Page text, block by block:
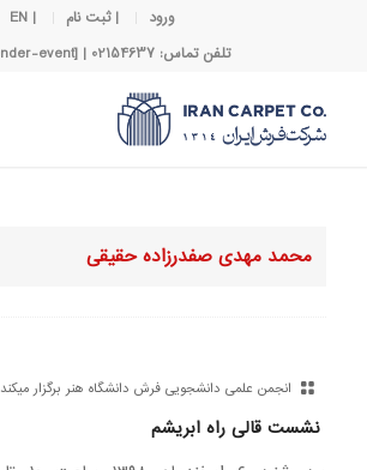
ورود | ثبت نام
| EN
تلفن تماس: 02154637 | [calender-event]
محمد مهدی صفدرزاده حقیقی
انجمن علمی دانشجویی فرش دانشگاه هنر برگزار میکند
نشست قالی راه ابریشم